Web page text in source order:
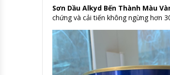
Sơn Dầu Alkyd Bến Thành Màu
chứng và cải tiến không ngừng hơn